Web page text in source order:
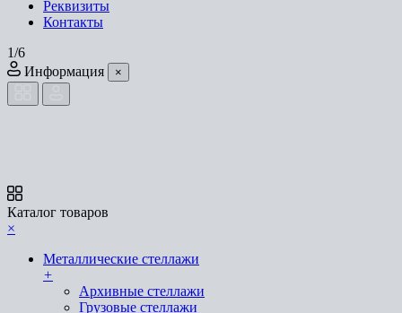
Реквизиты
Контакты
1/6
Информация
×
Каталог товаров
×
Металлические стеллажи
+
Архивные стеллажи
Грузовые стеллажи